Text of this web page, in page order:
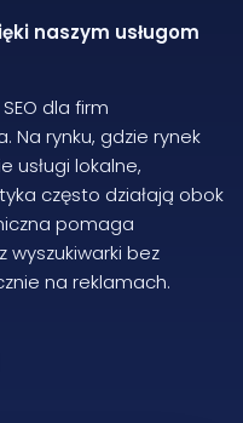
naszym usługom
dla firm
Na rynku, gdzie rynek
usługi lokalne,
często działają obok
pomaga
wyszukiwarki bez
na reklamach.